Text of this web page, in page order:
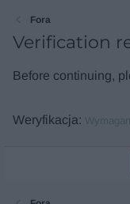
Fora
Verification
Before continuing,
Weryfikacja